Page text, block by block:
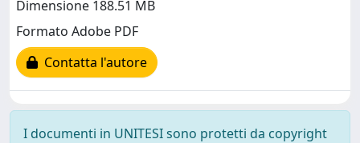
Dimensione 188.51 MB
Formato Adobe PDF
Contatta l'autore
I documenti in UNITESI sono protetti da copyright